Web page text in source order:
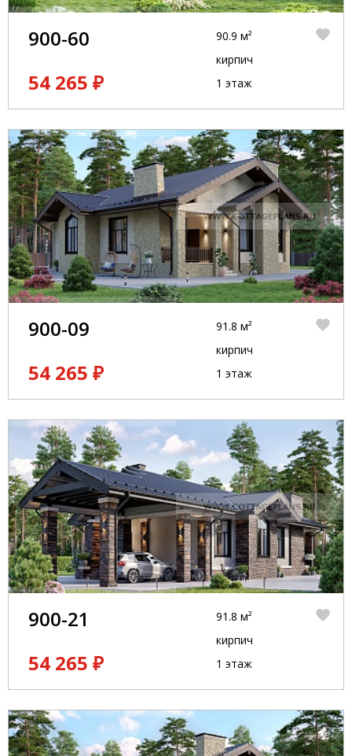
900-60
54 265 ₽
90.9 м²
кирпич
1 этаж
900-09
54 265 ₽
91.8 м²
кирпич
1 этаж
900-21
54 265 ₽
91.8 м²
кирпич
1 этаж